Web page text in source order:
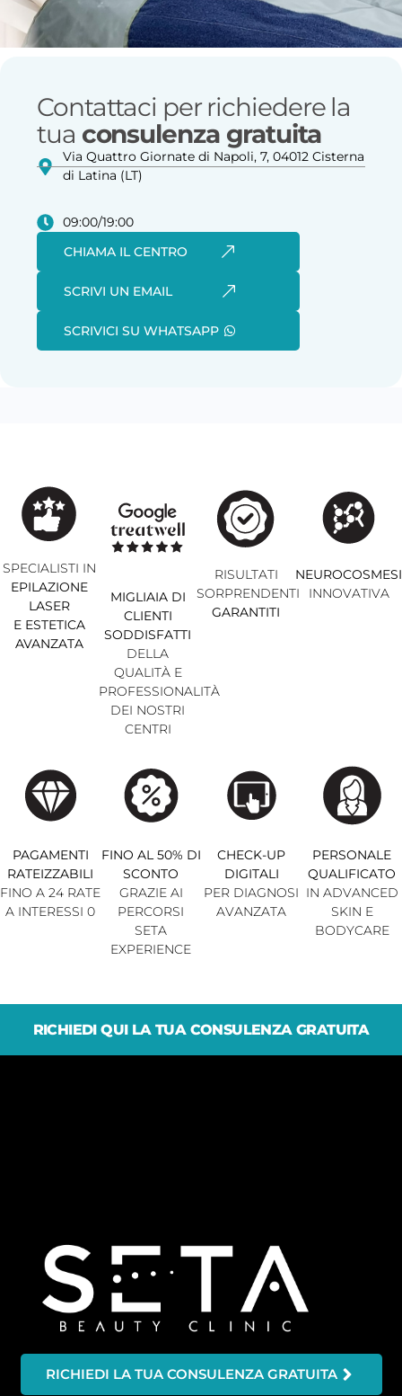
Contattaci per richiedere la
tua consulenza gratuita
Via Quattro Giornate di Napoli, 7, 04012 Cisterna
di Latina (LT)
09:00/19:00
CHIAMA IL CENTRO
SCRIVI UN EMAIL
SCRIVICI SU WHATSAPP
SPECIALISTI IN
EPILAZIONE
LASER
E ESTETICA
AVANZATA
MIGLIAIA DI
CLIENTI
SODDISFATTI
DELLA
QUALITÀ E
PROFESSIONALITÀ
DEI NOSTRI
CENTRI
RISULTATI
SORPRENDENTI
GARANTITI
NEUROCOSMESI
INNOVATIVA
PAGAMENTI
RATEIZZABILI
FINO A 24 RATE
A INTERESSI 0
FINO AL 50% DI
SCONTO
GRAZIE AI
PERCORSI
SETA
EXPERIENCE
CHECK-UP
DIGITALI
PER DIAGNOSI
AVANZATA
PERSONALE
QUALIFICATO
IN ADVANCED
SKIN E
BODYCARE
RICHIEDI QUI LA TUA CONSULENZA GRATUITA
RICHIEDI LA TUA CONSULENZA GRATUITA